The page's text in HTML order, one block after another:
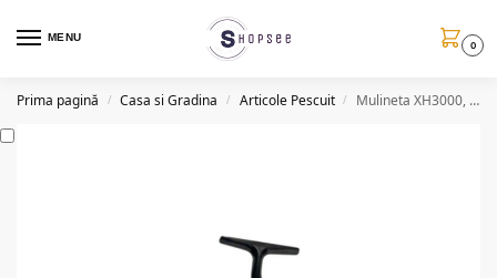
MENU
0
Prima pagină / Casa si Gradina / Articole Pescuit / Mulineta XH3000, 12 rulmenti, tambur aluminiu, frana frontala